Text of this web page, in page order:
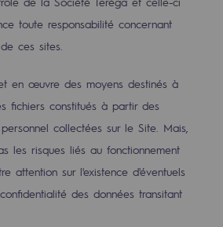
de référence sur le
: Enjeux et opportunités
toute responsabilité concernant
ces sites.
en œuvre des moyens destinés à
fichiers constitués à partir des
collectées sur le Site. Mais,
les risques liés au fonctionnement
attention sur l'existence d'éventuels
des données transitant